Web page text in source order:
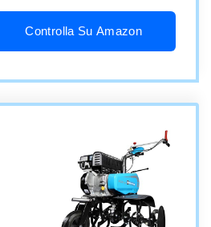
Controlla Su Amazon